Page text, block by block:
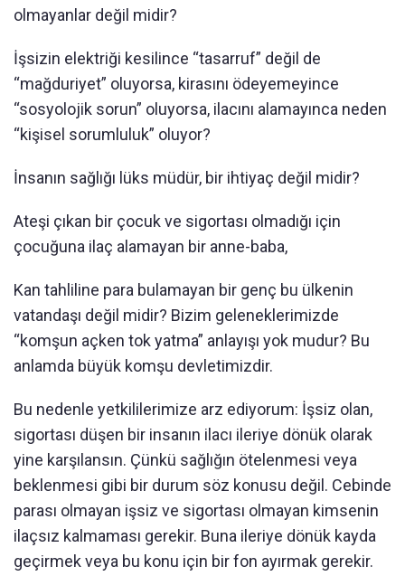
olmayanlar değil midir?
İşsizin elektriği kesilince “tasarruf” değil de
“mağduriyet” oluyorsa, kirasını ödeyemeyince
“sosyolojik sorun” oluyorsa, ilacını alamayınca neden
“kişisel sorumluluk” oluyor?
İnsanın sağlığı lüks müdür, bir ihtiyaç değil midir?
Ateşi çıkan bir çocuk ve sigortası olmadığı için
çocuğuna ilaç alamayan bir anne-baba,
Kan tahliline para bulamayan bir genç bu ülkenin
vatandaşı değil midir? Bizim geleneklerimizde
“komşun açken tok yatma” anlayışı yok mudur? Bu
anlamda büyük komşu devletimizdir.
Bu nedenle yetkililerimize arz ediyorum: İşsiz olan,
sigortası düşen bir insanın ilacı ileriye dönük olarak
yine karşılansın. Çünkü sağlığın ötelenmesi veya
beklenmesi gibi bir durum söz konusu değil. Cebinde
parası olmayan işsiz ve sigortası olmayan kimsenin
ilaçsız kalmaması gerekir. Buna ileriye dönük kayda
geçirmek veya bu konu için bir fon ayırmak gerekir.